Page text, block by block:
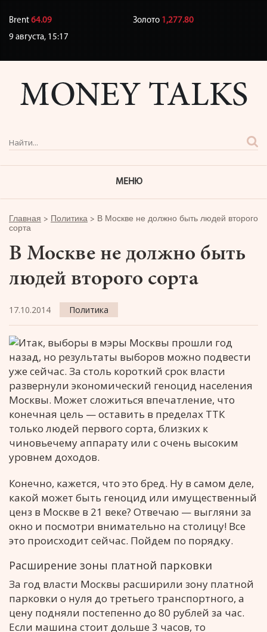
Brent64.09 Золото1,277.80
9 августа,15:17
МЕНЮ
Главная > Политика > В Москве не должно быть людей второго
сорта
В Москве не должно быть
людей второго сорта
17.10.2014 Политика
Итак, выборы в мэры Москвы прошли год
назад, но результаты выборов можно подвести
уже сейчас. За столь короткий срок власти
развернули экономический геноцид населения
Москвы. Может сложиться впечатление, что
конечная цель — оставить в пределах ТТК
только людей первого сорта, близких к
чиновьечему аппарату или с очень высоким
уровнем доходов.
Конечно, кажется, что это бред. Ну в самом деле,
какой может быть геноцид или имущественный
ценз в Москве в 21 веке? Отвечаю — выгляни за
окно и посмотри внимательно на столицу! Все
это происходит сейчас. Пойдем по порядку.
Расширение зоны платной парковки
За год власти Москвы расширили зону платной
парковки о нуля до третьего транспортного, а
цену подняли постепенно до 80 рублей за час.
Если машина стоит дольше 3 часов, то